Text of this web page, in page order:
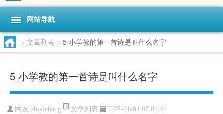
网站导航
> 文章列表 > 5 小学教的第一首诗是叫什么名字
5 小学教的第一首诗是叫什么名字
网友:zhiyichang 文章列表 2025-01-04 07:01:41